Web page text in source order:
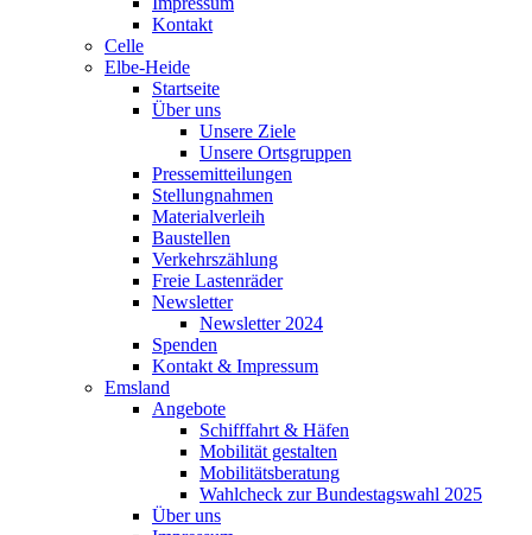
Kontakt
Celle
Elbe-Heide
Startseite
Über uns
Unsere Ziele
Unsere Ortsgruppen
Pressemitteilungen
Stellungnahmen
Materialverleih
Baustellen
Verkehrszählung
Freie Lastenräder
Newsletter
Newsletter 2024
Spenden
Kontakt & Impressum
Emsland
Angebote
Schifffahrt & Häfen
Mobilität gestalten
Mobilitätsberatung
Wahlcheck zur Bundestagswahl 2025
Über uns